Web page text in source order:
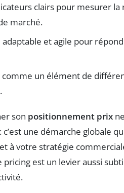
clairs pour mesurer
marché.
et agile pour
comme un élément de
son positionnement prix
une démarche globale
à votre stratégie
pricing est un levier aussi